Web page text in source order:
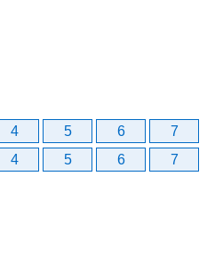
4 5 6
7
4 5 6 7